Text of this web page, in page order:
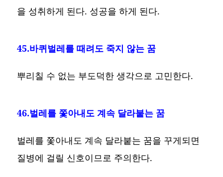
을 성취하게 된다. 성공을 하게 된다.
45.바퀴벌레를 때려도 죽지 않는 꿈
뿌리칠 수 없는 부도덕한 생각으로 고민한다.
46.벌레를 쫓아내도 계속 달라붙는 꿈
벌레를 쫓아내도 계속 달라붙는 꿈을 꾸게되면
질병에 걸릴 신호이므로 주의한다.